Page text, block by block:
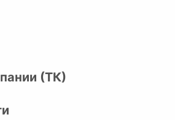
(ТК)